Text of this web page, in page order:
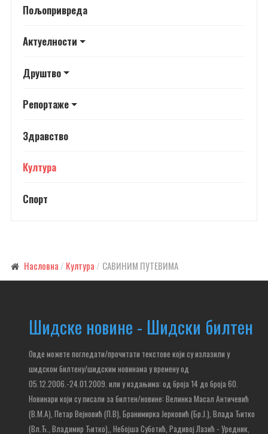
Пољопривреда
Актуелности
Друштво
Репортаже
Здравство
Култура
Спорт
Насловна Култура САВИНИМ ПУТЕВИМА
Шидске новине - Шидски билтен
Овде можете погледати/прочитати текстове који су излазили у
шидском билтену/шидским новинама у времену од
05.12.2006.-24.01.2009. или у издањима: од броја 14 до броја 60.
Новинари који су писали за билтен/новине: Велинка Масал Античевић
(В.М.А), Петар Вејновић (П.В), Бранимирка Јерковић (Бр.Ј.), Влада Ђитко
(Вл.Ђ., Владимир Ђитко),, Небојша Суботић, Радивој Лазић - Уредник,